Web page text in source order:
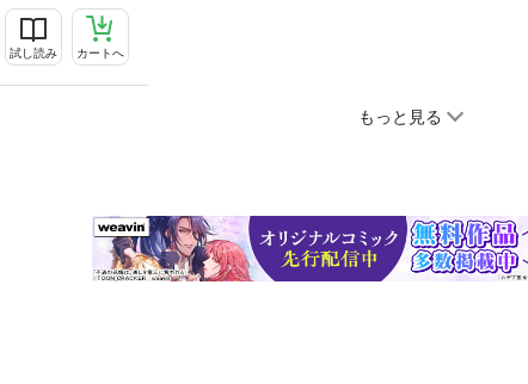
試し読み カートへ
もっと見る